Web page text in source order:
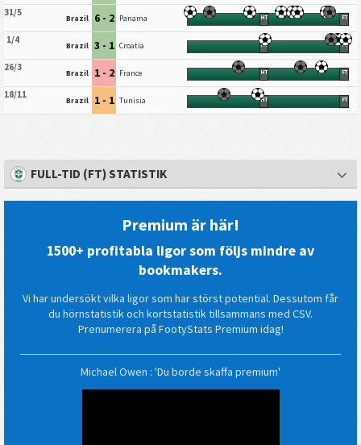
31/5 Brazil 6 - 2 Panama HT FT
1/4 Brazil 3 - 1 Croatia HT FT
26/3 Brazil 1 - 2 France HT FT
18/11 Brazil 1 - 1 Tunisia HT FT
FULL-TID (FT) STATISTIK
Premium är här!
1500+ profitabla ligor som följs mindre av
bookmakers.
Vi har undersökt vilka ligor som har störst potential. Dessutom får
du hörnstatistik och kortstatistik tillsammans med CSV.
Prenumerera på FootyStats Premium idag!
Michael Owen : 'Du borde skaffa premium'